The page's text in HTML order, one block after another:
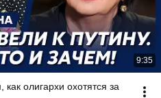
9:35
олигархи охотятся за